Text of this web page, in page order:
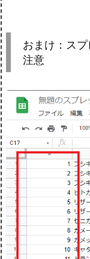
おまけ：ス
注意